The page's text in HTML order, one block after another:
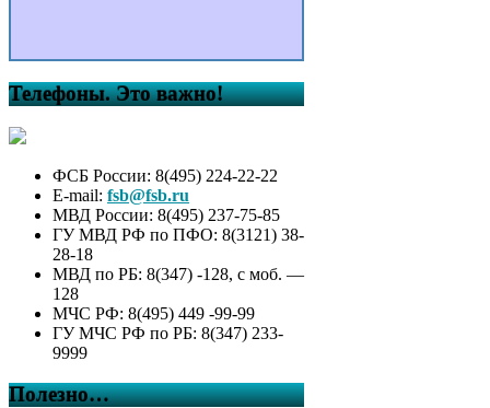
Телефоны. Это важно!
ФСБ России: 8(495) 224-22-22
E-mail: fsb@fsb.ru
МВД России: 8(495) 237-75-85
ГУ МВД РФ по ПФО: 8(3121) 38-
28-18
МВД по РБ: 8(347) -128, с моб. —
128
МЧС РФ: 8(495) 449 -99-99
ГУ МЧС РФ по РБ: 8(347) 233-
9999
Полезно…